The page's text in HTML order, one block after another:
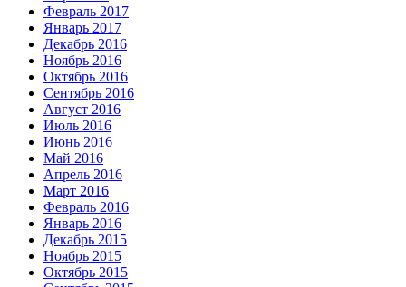
Февраль 2017
Январь 2017
Декабрь 2016
Ноябрь 2016
Октябрь 2016
Сентябрь 2016
Август 2016
Июль 2016
Июнь 2016
Май 2016
Апрель 2016
Март 2016
Февраль 2016
Январь 2016
Декабрь 2015
Ноябрь 2015
Октябрь 2015